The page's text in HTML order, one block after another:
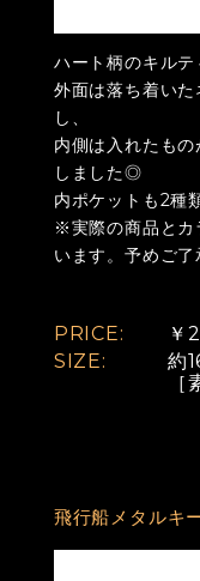
ハート柄のキルテ
外面は落ち着い
し、
内側は入れたも
しました◎
内ポケットも2種
※実際の商品とカ
います。予めご了
PRICE:
￥
SIZE:
約
飛行船メタルキ